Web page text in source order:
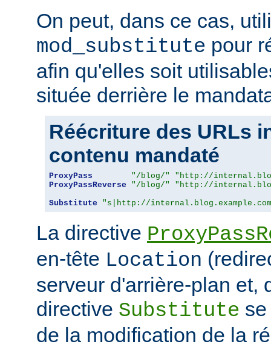
On peut, dans ce cas,
mod_substitute pour
afin qu'elles soit
située derrière le
Réécriture des URLs
contenu mandaté
ProxyPass "/blog/"
"http://
ProxyPassReverse
"/blog/"
"http://
Substitute
"s|http://
La directive
en-tête Location
serveur d'arrière-plan et,
directive Substitute
de la modification de la